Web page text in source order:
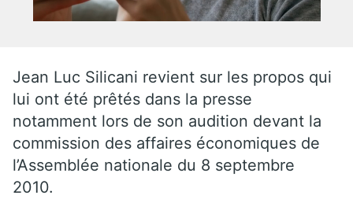
Jean Luc Silicani revient sur les propos qui
lui ont été prêtés dans la presse
notamment lors de son audition devant la
commission des affaires économiques de
l’Assemblée nationale du 8 septembre
2010.